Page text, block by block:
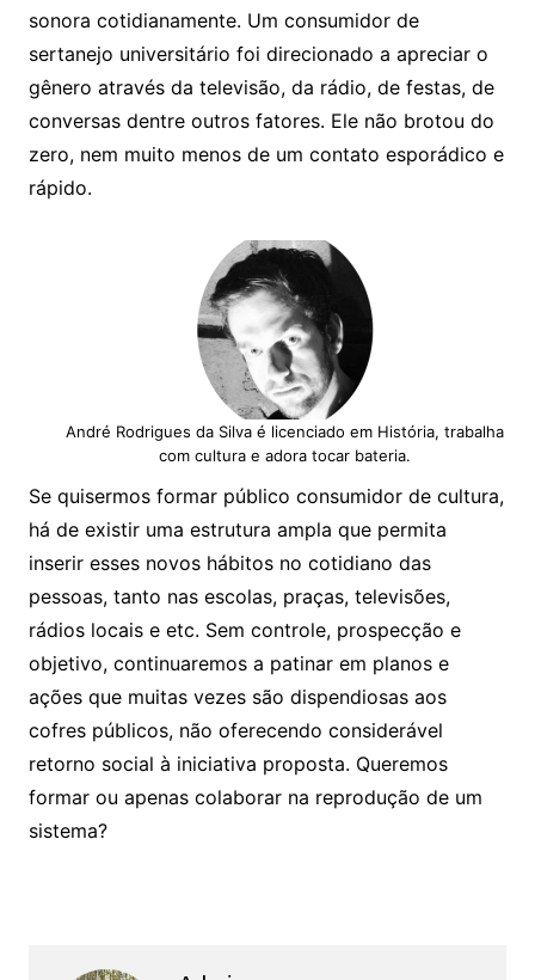
sonora cotidianamente. Um consumidor de
sertanejo universitário foi direcionado a apreciar o
gênero através da televisão, da rádio, de festas, de
conversas dentre outros fatores. Ele não brotou do
zero, nem muito menos de um contato esporádico e
rápido.
André Rodrigues da Silva é licenciado em História, trabalha
com cultura e adora tocar bateria.
Se quisermos formar público consumidor de cultura,
há de existir uma estrutura ampla que permita
inserir esses novos hábitos no cotidiano das
pessoas, tanto nas escolas, praças, televisões,
rádios locais e etc. Sem controle, prospecção e
objetivo, continuaremos a patinar em planos e
ações que muitas vezes são dispendiosas aos
cofres públicos, não oferecendo considerável
retorno social à iniciativa proposta. Queremos
formar ou apenas colaborar na reprodução de um
sistema?